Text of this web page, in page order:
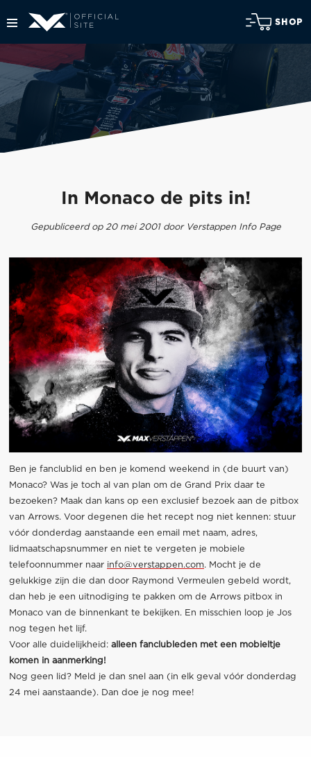
SHOP
In Monaco de pits in!
Gepubliceerd op 20 mei 2001 door Verstappen Info Page
Ben je fanclublid en ben je komend weekend in (de buurt van)
Monaco? Was je toch al van plan om de Grand Prix daar te
bezoeken? Maak dan kans op een exclusief bezoek aan de pitbox
van Arrows. Voor degenen die het recept nog niet kennen: stuur
vóór donderdag aanstaande een email met naam, adres,
lidmaatschapsnummer en niet te vergeten je mobiele
telefoonnummer naar info@verstappen.com. Mocht je de
gelukkige zijn die dan door Raymond Vermeulen gebeld wordt,
dan heb je een uitnodiging te pakken om de Arrows pitbox in
Monaco van de binnenkant te bekijken. En misschien loop je Jos
nog tegen het lijf.
Voor alle duidelijkheid: alleen fanclubleden met een mobieltje
komen in aanmerking!
Nog geen lid? Meld je dan snel aan (in elk geval vóór donderdag
24 mei aanstaande). Dan doe je nog mee!